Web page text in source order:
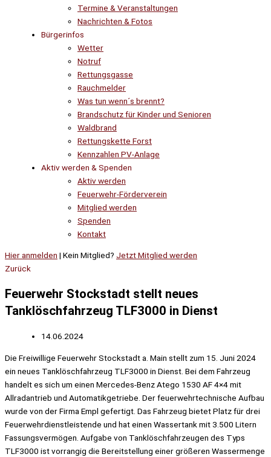
Termine & Veranstaltungen
Nachrichten & Fotos
Bürgerinfos
Wetter
Notruf
Rettungsgasse
Rauchmelder
Was tun wenn´s brennt?
Brandschutz für Kinder und Senioren
Waldbrand
Rettungskette Forst
Kennzahlen PV-Anlage
Aktiv werden & Spenden
Aktiv werden
Feuerwehr-Förderverein
Mitglied werden
Spenden
Kontakt
Hier anmelden | Kein Mitglied? Jetzt Mitglied werden
Zurück
Feuerwehr Stockstadt stellt neues
Tanklöschfahrzeug TLF3000 in Dienst
14.06.2024
Die Freiwillige Feuerwehr Stockstadt a. Main stellt zum 15. Juni 2024
ein neues Tanklöschfahrzeug TLF3000 in Dienst. Bei dem Fahrzeug
handelt es sich um einen Mercedes-Benz Atego 1530 AF 4×4 mit
Allradantrieb und Automatikgetriebe. Der feuerwehrtechnische Aufbau
wurde von der Firma Empl gefertigt. Das Fahrzeug bietet Platz für drei
Feuerwehrdienstleistende und hat einen Wassertank mit 3.500 Litern
Fassungsvermögen. Aufgabe von Tanklöschfahrzeugen des Typs
TLF3000 ist vorrangig die Bereitstellung einer größeren Wassermenge